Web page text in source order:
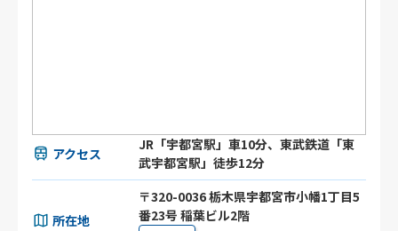
アクセス
JR「宇都宮駅」車10分、東武鉄道「東
武宇都宮駅」徒歩12分
所在地
〒320-0036 栃木県宇都宮市小幡1丁目5
番23号 稲葉ビル2階